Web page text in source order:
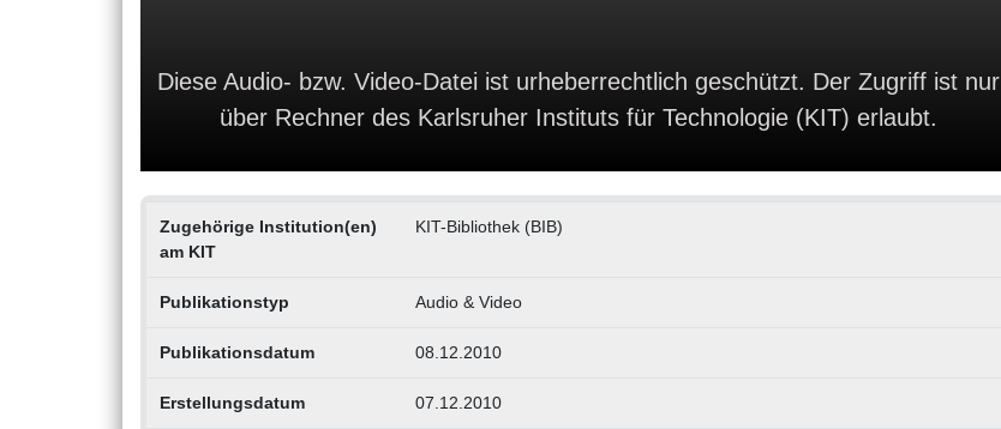
Diese Audio- bzw. Video-Datei ist urheberrechtlich geschützt. Der Zugriff ist nur
über Rechner des Karlsruher Instituts für Technologie (KIT) erlaubt.
Zugehörige Institution(en)
am KIT
KIT-Bibliothek (BIB)
Publikationstyp Audio & Video
Publikationsdatum 08.12.2010
Erstellungsdatum 07.12.2010